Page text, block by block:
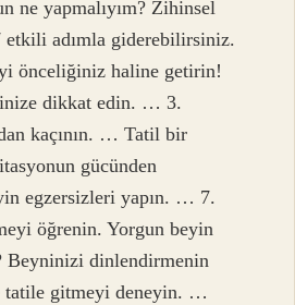
ne yapmalıyım? Zihinsel
etkili adımla giderebilirsiniz.
önceliğiniz haline getirin!
dikkat edin. … 3.
kaçının. … Tatil bir
gücünden
egzersizleri yapın. … 7.
öğrenin. Yorgun beyin
Beyninizi dinlendirmenin
tatile gitmeyi deneyin. …